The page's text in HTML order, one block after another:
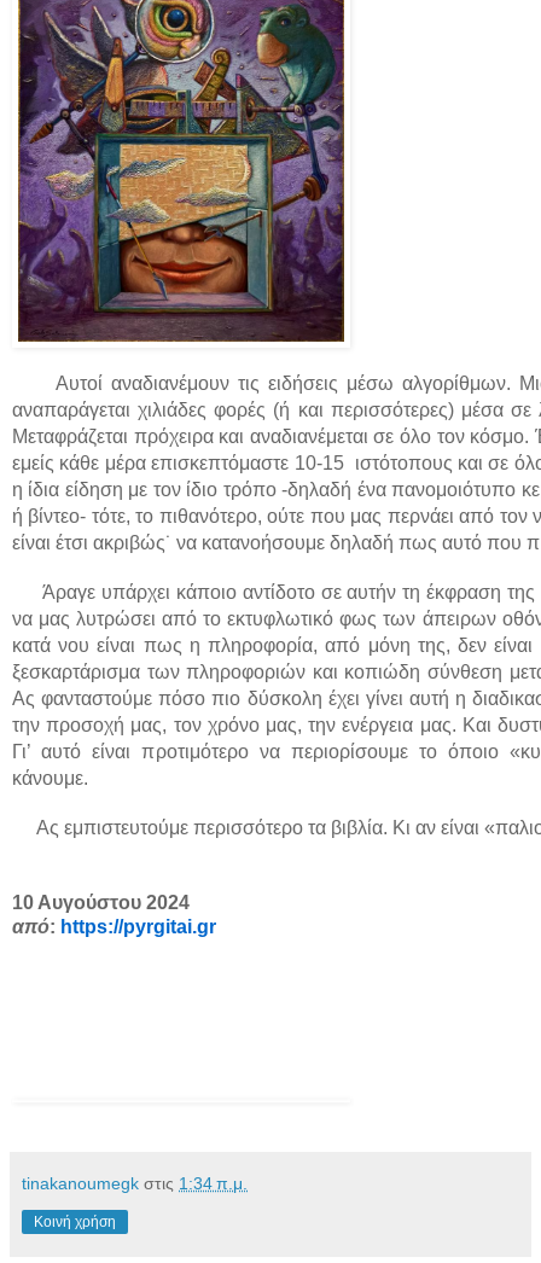
Αυτοί αναδιανέμουν τις ειδήσεις μέσω αλγορίθμων.
αναπαράγεται χιλιάδες φορές (ή και περισσότερες) μέσα
Μεταφράζεται πρόχειρα και αναδιανέμεται σε όλο τον
εμείς κάθε μέρα επισκεπτόμαστε 10-15 ιστότοπους και σε
η ίδια είδηση με τον ίδιο τρόπο -δηλαδή ένα πανομοιότυπο
ή βίντεο- τότε, το πιθανότερο, ούτε που μας περνάει από τον
είναι έτσι ακριβώς˙ να κατανοήσουμε δηλαδή πως αυτό που
Άραγε υπάρχει κάποιο αντίδοτο σε αυτήν τη έκφραση
να μας λυτρώσει από το εκτυφλωτικό φως των άπειρων
κατά νου είναι πως η πληροφορία, από μόνη της, δεν
ξεσκαρτάρισμα των πληροφοριών και κοπιώδη σύνθεση
Ας φανταστούμε πόσο πιο δύσκολη έχει γίνει αυτή η
την προσοχή μας, τον χρόνο μας, την ενέργεια μας. Και
Γι’ αυτό είναι προτιμότερο να περιορίσουμε το όποιο
κάνουμε.
Ας εμπιστευτούμε περισσότερο τα βιβλία. Κι αν είναι
10 Αυγούστου 2024
από: https://pyrgitai.gr
tinakanoumegk στις 1:34 π.μ.
Κοινή χρήση